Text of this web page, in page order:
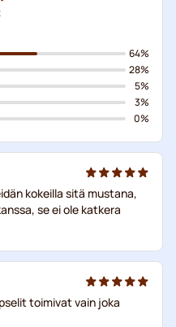
64%
28%
5%
3%
0%
kokeilla sitä mustana,
se ei ole katkera
toimivat vain joka